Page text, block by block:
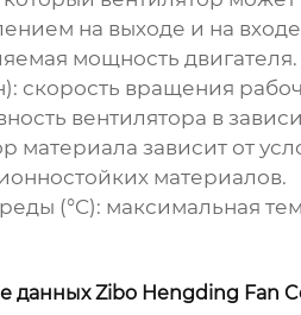
на выходе и на
мощность двигателя.
скорость вращения
вентилятора в
материала зависит от
материалов.
(°C): максимальная
данных Zibo Hengding Fan